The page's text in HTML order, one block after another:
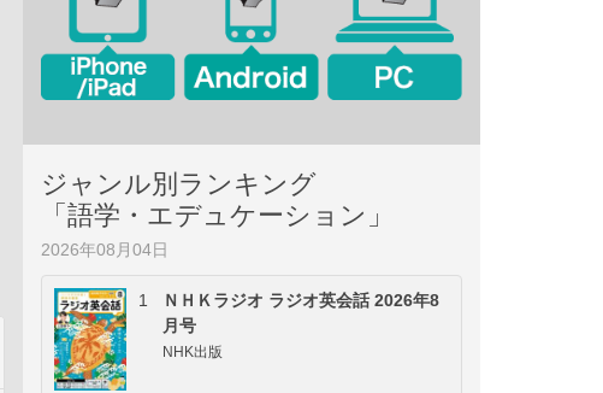
ジャンル別ランキング
「語学・エデュケーション」
2026年08月04日
1
ＮＨＫラジオ ラジオ英会話 2026年8
月号
NHK出版